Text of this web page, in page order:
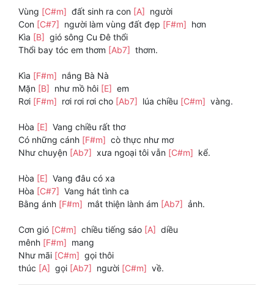
Vùng [C#m] đất sinh ra con [A] người
Con [C#7] người làm vùng đất đẹp [F#m] hơn
Kìa [B] gió sông Cu Đê thổi
Thổi bay tóc em thơm [Ab7] thơm.
Kìa [F#m] nắng Bà Nà
Mặn [B] như mồ hôi [E] em
Rơi [F#m] rơi rơi rơi cho [Ab7] lúa chiều [C#m] vàng.
Hòa [E] Vang chiều rất thơ
Có những cánh [F#m] cò thực như mơ
Như chuyện [Ab7] xưa ngoại tôi vẫn [C#m] kể.
Hòa [E] Vang đâu có xa
Hòa [C#7] Vang hát tình ca
Bằng ánh [F#m] mắt thiện lành ám [Ab7] ảnh.
Cơn gió [C#m] chiều tiếng sáo [A] diều
mênh [F#m] mang
Như mãi [C#m] gọi thôi
thúc [A] gọi [Ab7] người [C#m] về.